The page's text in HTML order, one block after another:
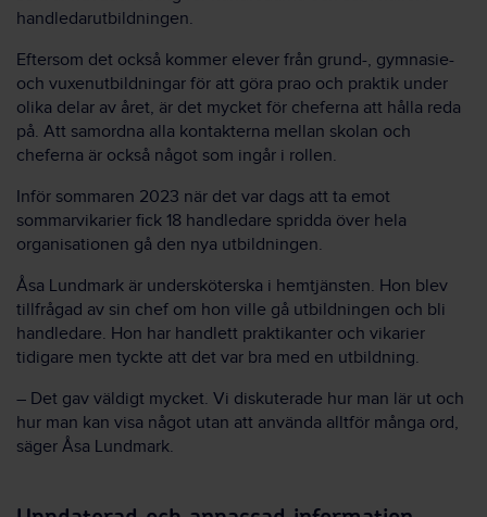
handledarutbildningen.
Eftersom det också kommer elever från grund-, gymnasie-
och vuxenutbildningar för att göra prao och praktik under
olika delar av året, är det mycket för cheferna att hålla reda
på. Att samordna alla kontakterna mellan skolan och
cheferna är också något som ingår i rollen.
Inför sommaren 2023 när det var dags att ta emot
sommarvikarier fick 18 handledare spridda över hela
organisationen gå den nya utbildningen.
Åsa Lundmark är undersköterska i hemtjänsten. Hon blev
tillfrågad av sin chef om hon ville gå utbildningen och bli
handledare. Hon har handlett praktikanter och vikarier
tidigare men tyckte att det var bra med en utbildning.
– Det gav väldigt mycket. Vi diskuterade hur man lär ut och
hur man kan visa något utan att använda alltför många ord,
säger Åsa Lundmark.